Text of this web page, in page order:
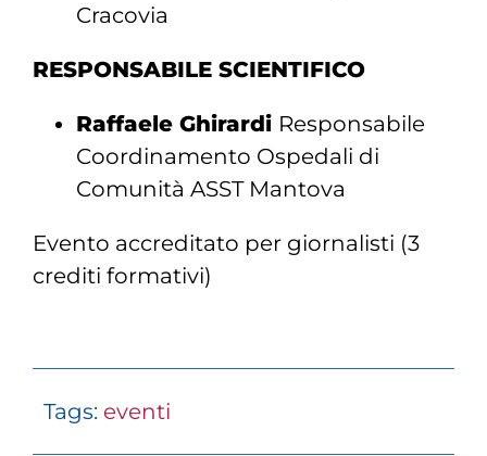
Cracovia
RESPONSABILE SCIENTIFICO
Raffaele Ghirardi Responsabile
Coordinamento Ospedali di
Comunità ASST Mantova
Evento accreditato per giornalisti (3
crediti formativi)
Tags: eventi